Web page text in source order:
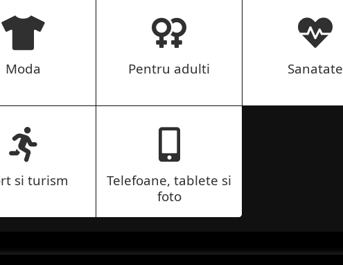
Moda Pentru adulti Sanatate
si turism
Telefoane, tablete si
foto